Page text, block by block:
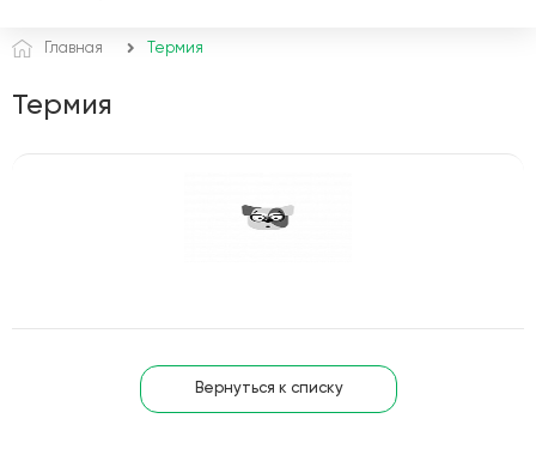
Главная Термия
Термия
Вернуться к списку